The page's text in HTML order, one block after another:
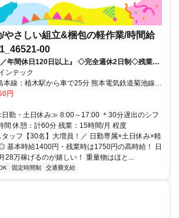
やさしい組立&梱包の軽作業/時間給
00
／年間休日120日以上』 ◇完全週休2日制◇残業少
40代男女活躍中◎
ンテック
分 ＊車・バイク通勤OK ＊無料送迎あり ＊交通
北区 玉名市・玉名郡玉東町・玉名郡長洲町 菊池
陽町 お車での通勤がおすすめです◎
円
勤・土日休み≫ 8:00～17:00 ＊30分遅出のシフ
間 休憩：計60分 残業：15時間/月 程度
ッフ【30名】大増員！／ 日勤専属×土日休み×軽
基本時給1400円・残業時は1750円の高時給！ 日
28万稼げるのが嬉しい！ 重量物はほと...
固定時間制 交通費支給